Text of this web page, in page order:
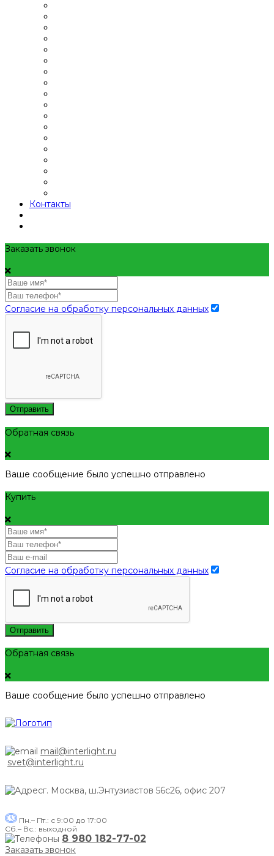
Контакты
Заказать звонок
Согласие на обработку персональных данных
Отправить
Обратная связь
Ваше сообщение было успешно отправлено
Купить
Согласие на обработку персональных данных
Отправить
Обратная связь
Ваше сообщение было успешно отправлено
mail@interlight.ru
svet@interlight.ru
г. Москва, ш.Энтузиастов 56с26, офис 207
Пн.– Пт.: с 9:00 до 17:00
Сб.– Вс.: выходной
8 980 182-77-02
Заказать звонок